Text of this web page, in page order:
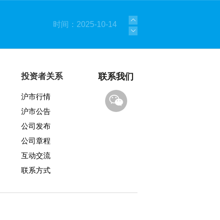
时间：2025-10-14
时间：2025-09-08
时间：2025-06-05
时间：2025-01-21
投资者关系
沪市行情
沪市公告
公司发布
公司章程
互动交流
联系方式
联系我们